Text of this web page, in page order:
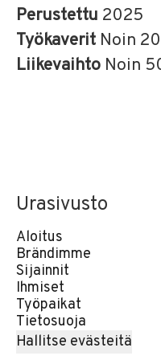
Perustettu 2025
Työkaverit Noin
Liikevaihto Noin
Urasivusto
Aloitus
Brändimme
Sijainnit
Ihmiset
Työpaikat
Tietosuoja
Hallitse evästeitä